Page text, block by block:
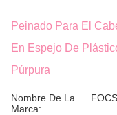
Peinado Para El
En Espejo De
Púrpura
Nombre De La
Marca: